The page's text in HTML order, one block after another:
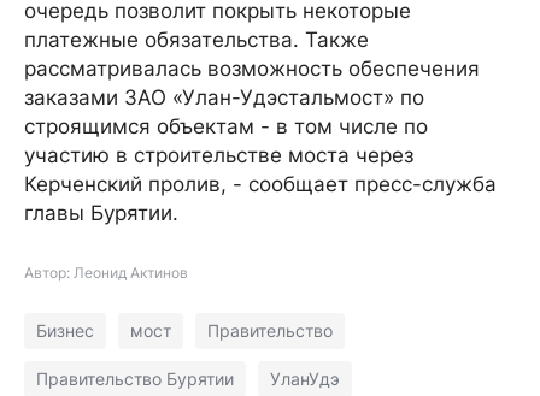
очередь позволит покрыть некоторые
платежные обязательства. Также
рассматривалась возможность обеспечения
заказами ЗАО «Улан-Удэстальмост» по
строящимся объектам - в том числе по
участию в строительстве моста через
Керченский пролив, - сообщает пресс-служба
главы Бурятии.
Автор: Леонид Актинов
Бизнес мост Правительство
Правительство Бурятии УланУдэ